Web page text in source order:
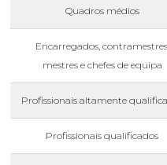
Quadros médios
Encarregados, contramestres,
mestres e chefes de equipa
Profissionais altamente
Profissionais qualificados